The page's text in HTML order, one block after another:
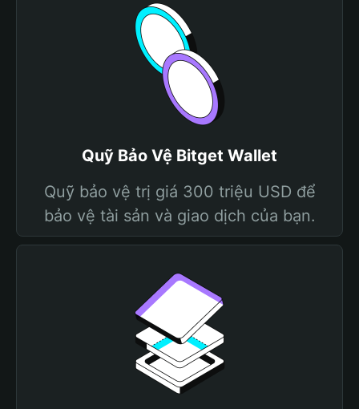
Quỹ Bảo Vệ Bitget Wallet
Quỹ bảo vệ trị giá 300 triệu USD để
bảo vệ tài sản và giao dịch của bạn.